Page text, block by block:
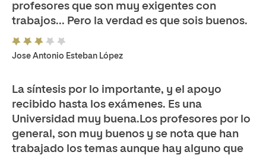
profesores que son muy exigentes con
trabajos... Pero la verdad es que sois buenos.
Jose Antonio Esteban López
La síntesis por lo importante, y el apoyo
recibido hasta los exámenes. Es una
Universidad muy buena.Los profesores por lo
general, son muy buenos y se nota que han
trabajado los temas aunque hay alguno que